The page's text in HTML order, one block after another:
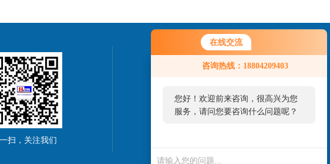
在线交流
咨询热线：18804209403
您好！欢迎前来咨询，很高兴为您
服务，请问您要咨询什么问题呢？
扫，关注我们
联系我们
0411-87187730